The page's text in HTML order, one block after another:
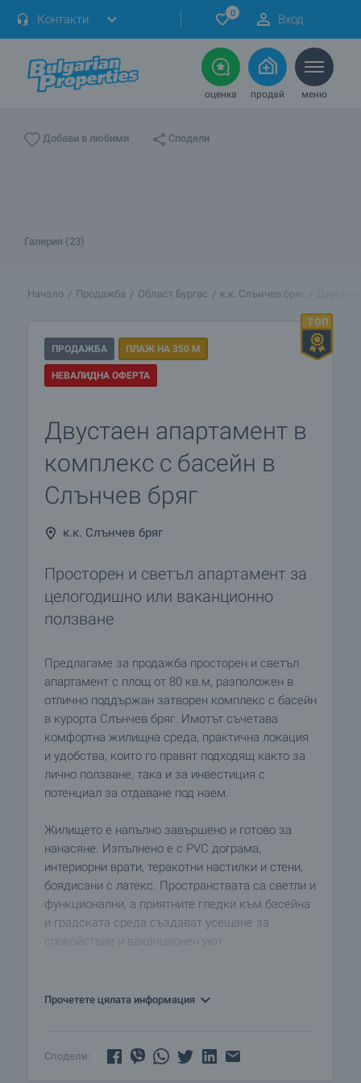
Контакти 0 Вход
оценка продай меню
Добави в любими Сподели
Галерия (23)
Начало Продажба Област Бургас к.к. Слънчев бряг
ПРОДАЖБА ПЛАЖ НА 350 М
НЕВАЛИДНА ОФЕРТА
Двустаен апартамент в
комплекс с басейн в
Слънчев бряг
к.к. Слънчев бряг
Просторен и светъл апартамент за
целогодишно или ваканционно
ползване
Предлагаме за продажба просторен и светъл
апартамент с площ от 80 кв.м, разположен в
отлично поддържан затворен комплекс с басейн
в курорта Слънчев бряг. Имотът съчетава
комфортна жилищна среда, практична локация
и удобства, които го правят подходящ както за
лично ползване, така и за инвестиция с
потенциал за отдаване под наем.
Жилището е напълно завършено и готово за
нанасяне. Изпълнено е с PVC дограма,
интериорни врати, теракотни настилки и стени,
боядисани с латекс. Пространствата са светли и
функционални, а приятните гледки към басейна
и градската среда създават усещане за
спокойствие и ваканционен уют.
инверторни климатици и електрически уреди.
всички необходими комуникации –
Прочетете цялата информация
Сподели: